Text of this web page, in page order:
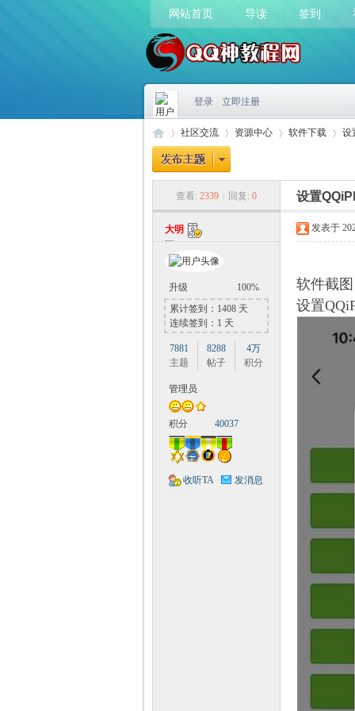
网站首页 导读 签到
登录 立即注册
社区交流 资源中心 软件下载
›
设
查看: 2339 回复: 0 设置
大明
升级
100%
累计签到：1408 天
连续签到：1 天
7881
主题
8288
帖子
4万
积分
管理员
积分 40037
收听TA 发消息
发表于
软件截
设置